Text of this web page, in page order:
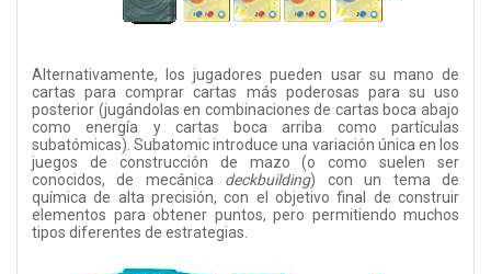
Alternativamente, los jugadores pueden usar su mano de
cartas para comprar cartas más poderosas para su uso
posterior (jugándolas en combinaciones de cartas boca abajo
como energía y cartas boca arriba como partículas
subatómicas). Subatomic introduce una variación única en los
juegos de construcción de mazo (o como suelen ser
conocidos, de mecánica deckbuilding) con un tema de
química de alta precisión, con el objetivo final de construir
elementos para obtener puntos, pero permitiendo muchos
tipos diferentes de estrategias.